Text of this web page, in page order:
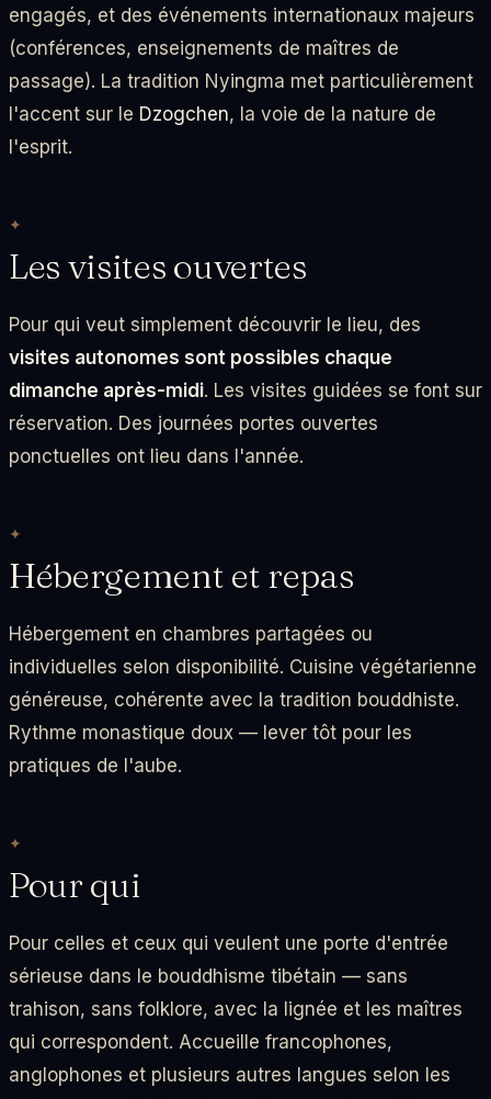
engagés, et des événements internationaux majeurs
(conférences, enseignements de maîtres de
passage). La tradition Nyingma met particulièrement
l'accent sur le Dzogchen, la voie de la nature de
l'esprit.
Les visites ouvertes
Pour qui veut simplement découvrir le lieu, des
visites autonomes sont possibles chaque
dimanche après-midi. Les visites guidées se font sur
réservation. Des journées portes ouvertes
ponctuelles ont lieu dans l'année.
Hébergement et repas
Hébergement en chambres partagées ou
individuelles selon disponibilité. Cuisine végétarienne
généreuse, cohérente avec la tradition bouddhiste.
Rythme monastique doux — lever tôt pour les
pratiques de l'aube.
Pour qui
Pour celles et ceux qui veulent une porte d'entrée
sérieuse dans le bouddhisme tibétain — sans
trahison, sans folklore, avec la lignée et les maîtres
qui correspondent. Accueille francophones,
anglophones et plusieurs autres langues selon les